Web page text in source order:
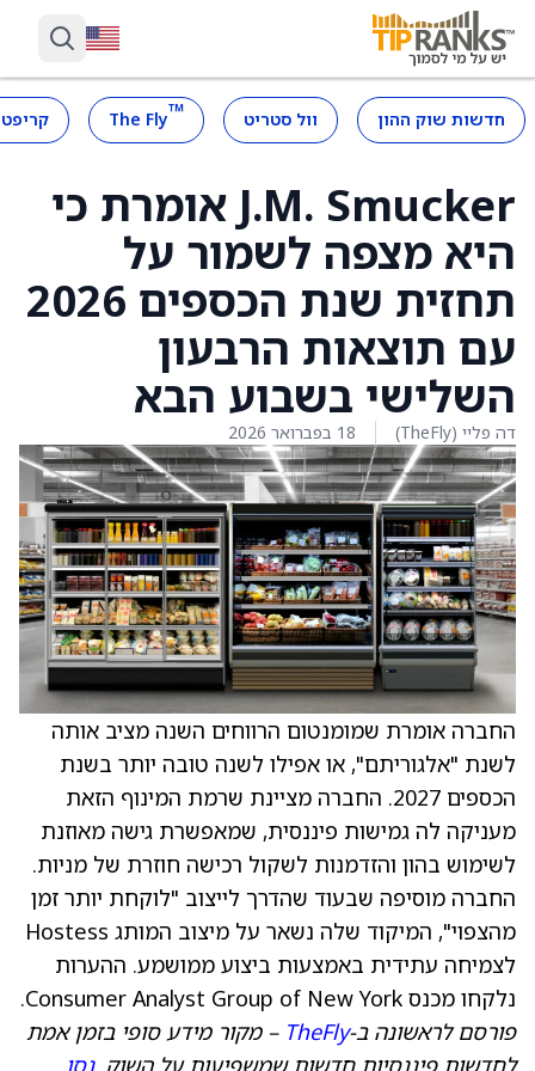
חדשות שוק ההון וול סטריט ™
The Fly
J.M. Smucker אומרת כי
היא מצפה לשמור על
תחזית שנת הכספים 2026
עם תוצאות הרבעון
השלישי בשבוע הבא
דה פליי (TheFly) 18 בפברואר 2026
החברה אומרת שמומנטום הרווחים השנה מציב אותה
לשנת "אלגוריתם", או אפילו לשנה טובה יותר בשנת
הכספים 2027. החברה מציינת שרמת המינוף הזאת
מעניקה לה גמישות פיננסית, שמאפשרת גישה מאוזנת
לשימוש בהון והזדמנות לשקול רכישה חוזרת של מניות.
החברה מוסיפה שבעוד שהדרך לייצוב "לוקחת יותר זמן
מהצפוי", המיקוד שלה נשאר על מיצוב המותג Hostess
לצמיחה עתידית באמצעות ביצוע ממושמע. ההערות
נלקחו מכנס Consumer Analyst Group of New York.
פורסם לראשונה ב-TheFly – מקור מידע סופי בזמן אמת
לחדשות פיננסיות חדשות שמשפיעות על השוק.נסו